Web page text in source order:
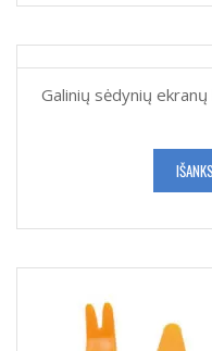
Galinių sėdynių